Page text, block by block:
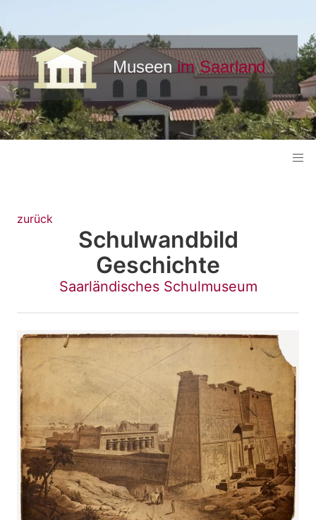
zurück
Schulwandbild
Geschichte
Saarländisches Schulmuseum